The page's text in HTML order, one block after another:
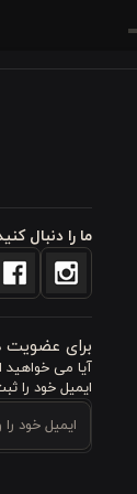
ما را دنبال
برای عضویت
آیا می
ایمیل خود را